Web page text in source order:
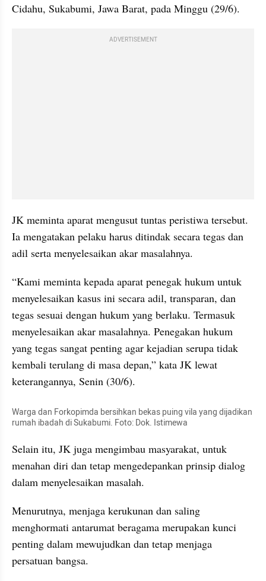
Cidahu, Sukabumi, Jawa Barat, pada Minggu (29/6).
ADVERTISEMENT
JK meminta aparat mengusut tuntas peristiwa tersebut.
Ia mengatakan pelaku harus ditindak secara tegas dan
adil serta menyelesaikan akar masalahnya.
“Kami meminta kepada aparat penegak hukum untuk
menyelesaikan kasus ini secara adil, transparan, dan
tegas sesuai dengan hukum yang berlaku. Termasuk
menyelesaikan akar masalahnya. Penegakan hukum
yang tegas sangat penting agar kejadian serupa tidak
kembali terulang di masa depan,” kata JK lewat
keterangannya, Senin (30/6).
Warga dan Forkopimda bersihkan bekas puing vila yang dijadikan
rumah ibadah di Sukabumi. Foto: Dok. Istimewa
Selain itu, JK juga mengimbau masyarakat, untuk
menahan diri dan tetap mengedepankan prinsip dialog
dalam menyelesaikan masalah.
Menurutnya, menjaga kerukunan dan saling
menghormati antarumat beragama merupakan kunci
penting dalam mewujudkan dan tetap menjaga
persatuan bangsa.